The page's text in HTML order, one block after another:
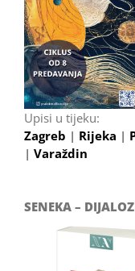
Upisi u tijeku:
Zagreb | Rijeka |
| Varaždin
SENEKA –